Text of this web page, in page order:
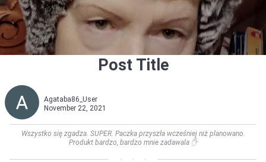
Post Title
Agataba86_User
November 22, 2021
Wszystko się zgadza. SUPER. Paczka przyszła wcześniej niż planowano.
Produkt bardzo, bardzo mnie zadawala ✋        